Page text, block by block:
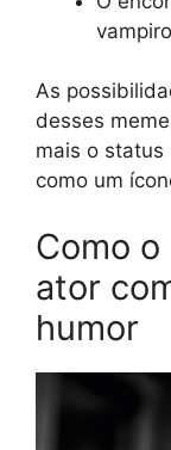
As
desses
mais o status
como um
Como
ator
humor